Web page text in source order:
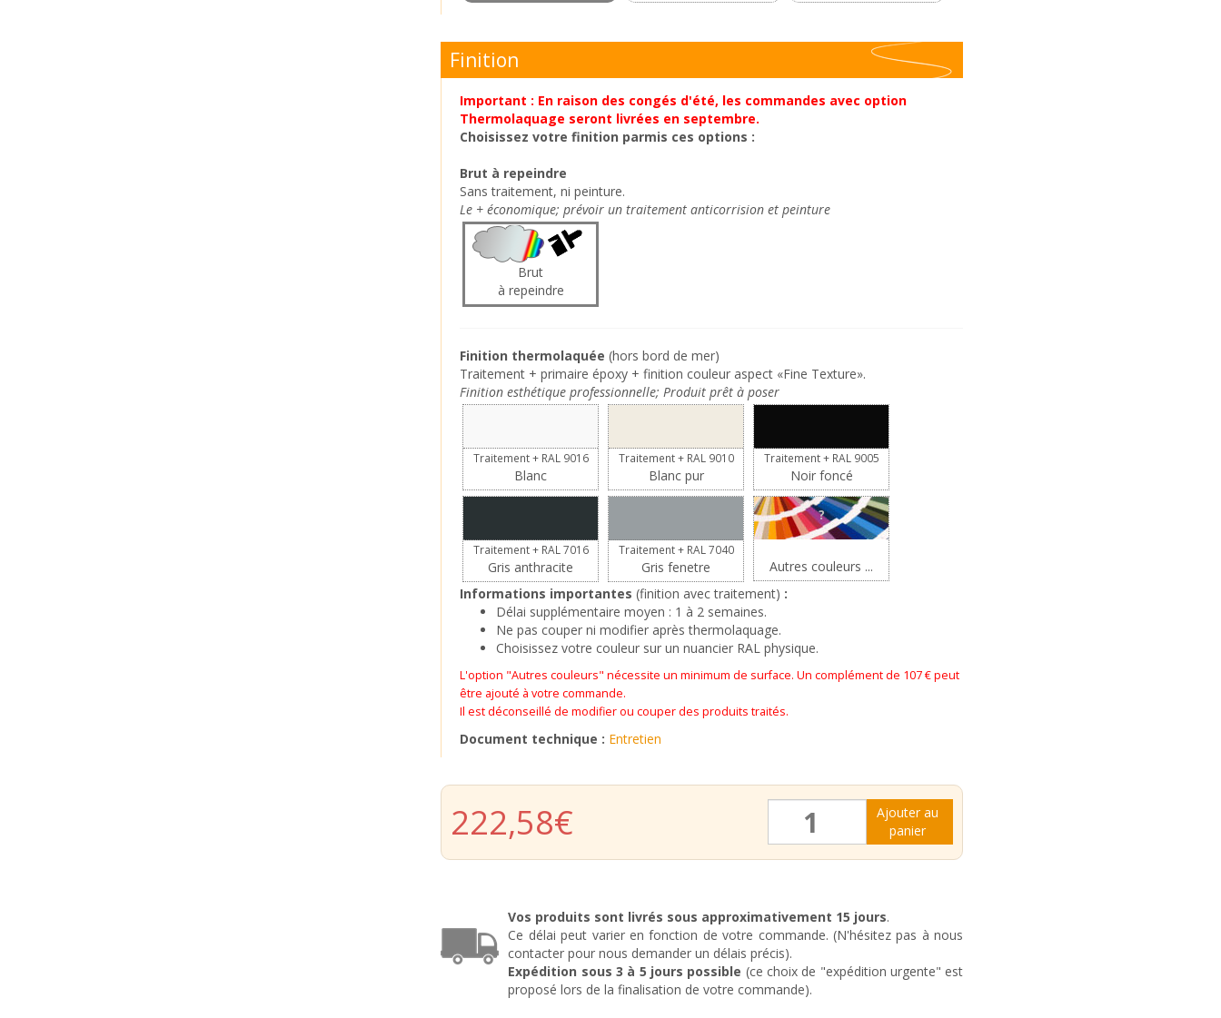
Finition
Important : En raison des congés d'été, les commandes avec option
Thermolaquage seront livrées en septembre.
Choisissez votre finition parmis ces options :
Brut à repeindre
Sans traitement, ni peinture.
Le + économique; prévoir un traitement anticorrision et peinture
Brut
à repeindre
Finition thermolaquée (hors bord de mer)
Traitement + primaire époxy + finition couleur aspect «Fine Texture».
Finition esthétique professionnelle; Produit prêt à poser
Traitement + RAL 9016
Blanc
Traitement + RAL 9010
Blanc pur
Traitement + RAL 9005
Noir foncé
Traitement + RAL 7016
Gris anthracite
Traitement + RAL 7040
Gris fenetre
?
Autres couleurs ...
Informations importantes (finition avec traitement) :
Délai supplémentaire moyen : 1 à 2 semaines.
Ne pas couper ni modifier après thermolaquage.
Choisissez votre couleur sur un nuancier RAL physique.
L'option "Autres couleurs" nécessite un minimum de surface. Un complément de 107 € peut
être ajouté à votre commande.
Il est déconseillé de modifier ou couper des produits traités.
Document technique : Entretien
222,58€
Ajouter au
panier
Grille
Oeil
en
fer
forgé
Amélie
Vos produits sont livrés sous approximativement 15 jours.
Ce délai peut varier en fonction de votre commande. (N'hésitez pas à nous
contacter pour nous demander un délais précis).
Expédition sous 3 à 5 jours possible (ce choix de "expédition urgente" est
proposé lors de la finalisation de votre commande).